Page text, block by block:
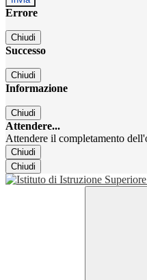
Errore
Chiudi
Successo
Chiudi
Informazione
Chiudi
Attendere...
Attendere il completamento
Chiudi
Chiudi